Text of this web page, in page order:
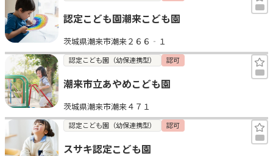
認定こども園潮来こども園
茨城県潮来市潮来２６６‐１
認定こども園（幼保連携型） 認可
潮来市立あやめこども園
茨城県潮来市潮来４７１
認定こども園（幼保連携型） 認可
スサキ認定こども園